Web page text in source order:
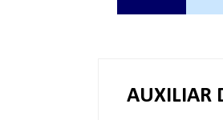
AUXILIAR